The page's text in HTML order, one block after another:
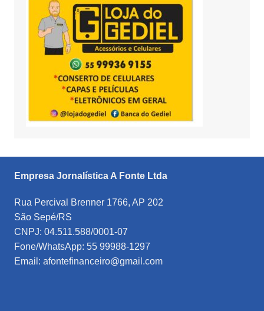
Empresa Jornalística A Fonte Ltda
Rua Percival Brenner 1766, AP 202
São Sepé/RS
CNPJ: 04.511.588/0001-07
Fone/WhatsApp: 55 99988-1297
Email: afontefinanceiro@gmail.com